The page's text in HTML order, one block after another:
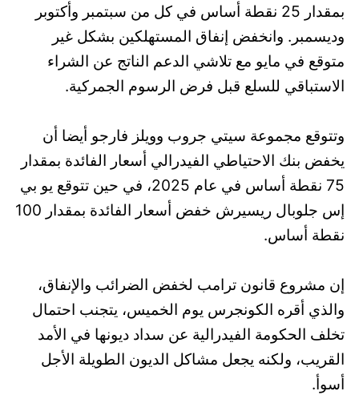
بمقدار 25 نقطة أساس في كل من سبتمبر وأكتوبر
وديسمبر. وانخفض إنفاق المستهلكين بشكل غير
متوقع في مايو مع تلاشي الدعم الناتج عن الشراء
الاستباقي للسلع قبل فرض الرسوم الجمركية.
وتتوقع مجموعة سيتي جروب وويلز فارجو أيضا أن
يخفض بنك الاحتياطي الفيدرالي أسعار الفائدة بمقدار
75 نقطة أساس في عام 2025، في حين تتوقع يو بي
إس جلوبال ريسيرش خفض أسعار الفائدة بمقدار 100
نقطة أساس.
إن مشروع قانون ترامب لخفض الضرائب والإنفاق،
والذي أقره الكونجرس يوم الخميس، يتجنب احتمال
تخلف الحكومة الفيدرالية عن سداد ديونها في الأمد
القريب، ولكنه يجعل مشاكل الديون الطويلة الأجل
أسوأ.